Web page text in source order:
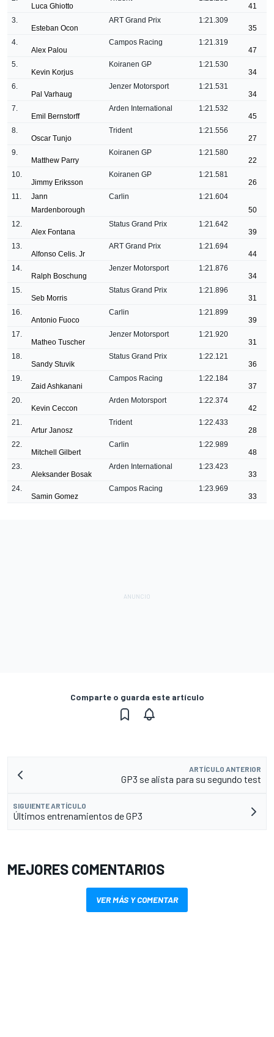
Luca Ghiotto
41
3.
Esteban Ocon
ART Grand Prix
1:21.309
35
4.
Alex Palou
Campos Racing
1:21.319
47
5.
Kevin Korjus
Koiranen GP
1:21.530
34
6.
Pal Varhaug
Jenzer Motorsport
1:21.531
34
7.
Emil Bernstorff
Arden International
1:21.532
45
8.
Oscar Tunjo
Trident
1:21.556
27
9.
Matthew Parry
Koiranen GP
1:21.580
22
10.
Jimmy Eriksson
Koiranen GP
1:21.581
26
11.
Jann
Mardenborough
Carlin
1:21.604
50
12.
Alex Fontana
Status Grand Prix
1:21.642
39
13.
Alfonso Celis. Jr
ART Grand Prix
1:21.694
44
14.
Ralph Boschung
Jenzer Motorsport
1:21.876
34
15.
Seb Morris
Status Grand Prix
1:21.896
31
16.
Antonio Fuoco
Carlin
1:21.899
39
17.
Matheo Tuscher
Jenzer Motorsport
1:21.920
31
18.
Sandy Stuvik
Status Grand Prix
1:22.121
36
19.
Zaid Ashkanani
Campos Racing
1:22.184
37
20.
Kevin Ceccon
Arden Motorsport
1:22.374
42
21.
Artur Janosz
Trident
1:22.433
28
22.
Mitchell Gilbert
Carlin
1:22.989
48
23.
Aleksander Bosak
Arden International
1:23.423
33
24.
Samin Gomez
Campos Racing
1:23.969
33
Comparte o guarda este artículo
ARTÍCULO ANTERIOR
GP3 se alista para su segundo test
SIGUIENTE ARTÍCULO
Últimos entrenamientos de GP3
MEJORES COMENTARIOS
VER MÁS Y COMENTAR